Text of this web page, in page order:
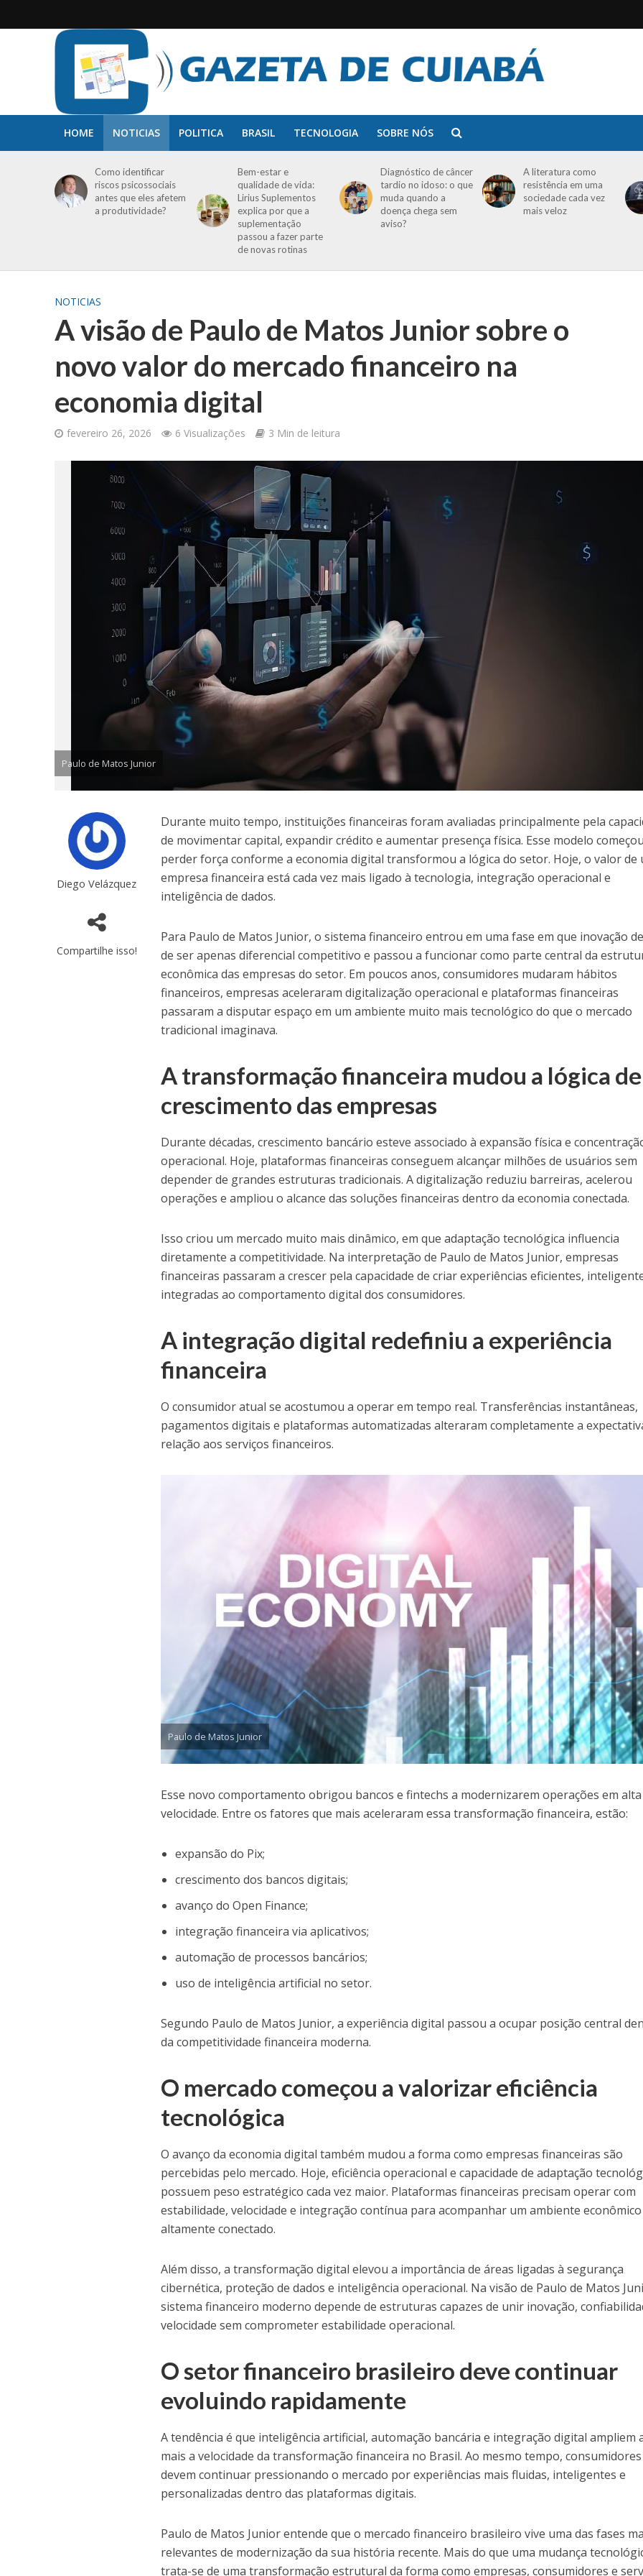
HOME NOTICIAS POLITICA BRASIL TECNOLOGIA SOBRE NÓS
Como identificar
riscos psicossociais
antes que eles afetem
a produtividade?
Bem-estar e
qualidade de vida:
Lirius Suplementos
explica por que a
suplementação
passou a fazer parte
de novas rotinas
Diagnóstico de câncer
tardio no idoso: o que
muda quando a
doença chega sem
aviso?
A literatura como
resistência em uma
sociedade cada vez
mais veloz
NOTICIAS
A visão de Paulo de Matos Junior sobre o
novo valor do mercado financeiro na
economia digital
fevereiro 26, 2026 6 Visualizações 3 Min de leitura
Paulo de Matos Junior
Diego Velázquez
Compartilhe isso!
Durante muito tempo, instituições financeiras foram avaliadas principalmente pela
de movimentar capital, expandir crédito e aumentar presença física. Esse modelo
perder força conforme a economia digital transformou a lógica do setor. Hoje, o valor de
empresa financeira está cada vez mais ligado à tecnologia, integração operacional e
inteligência de dados.
Para Paulo de Matos Junior, o sistema financeiro entrou em uma fase em que inovação
de ser apenas diferencial competitivo e passou a funcionar como parte central da
econômica das empresas do setor. Em poucos anos, consumidores mudaram hábitos
financeiros, empresas aceleraram digitalização operacional e plataformas financeiras
passaram a disputar espaço em um ambiente muito mais tecnológico do que o mercado
tradicional imaginava.
A transformação financeira mudou a lógica de
crescimento das empresas
Durante décadas, crescimento bancário esteve associado à expansão física e
operacional. Hoje, plataformas financeiras conseguem alcançar milhões de usuários sem
depender de grandes estruturas tradicionais. A digitalização reduziu barreiras, acelerou
operações e ampliou o alcance das soluções financeiras dentro da economia conectada.
Isso criou um mercado muito mais dinâmico, em que adaptação tecnológica influencia
diretamente a competitividade. Na interpretação de Paulo de Matos Junior, empresas
financeiras passaram a crescer pela capacidade de criar experiências eficientes,
integradas ao comportamento digital dos consumidores.
A integração digital redefiniu a experiência
financeira
O consumidor atual se acostumou a operar em tempo real. Transferências instantâneas,
pagamentos digitais e plataformas automatizadas alteraram completamente a
relação aos serviços financeiros.
Paulo de Matos Junior
Esse novo comportamento obrigou bancos e fintechs a modernizarem operações em alta
velocidade. Entre os fatores que mais aceleraram essa transformação financeira, estão:
expansão do Pix;
crescimento dos bancos digitais;
avanço do Open Finance;
integração financeira via aplicativos;
automação de processos bancários;
uso de inteligência artificial no setor.
Segundo Paulo de Matos Junior, a experiência digital passou a ocupar posição central
da competitividade financeira moderna.
O mercado começou a valorizar eficiência
tecnológica
O avanço da economia digital também mudou a forma como empresas financeiras são
percebidas pelo mercado. Hoje, eficiência operacional e capacidade de adaptação
possuem peso estratégico cada vez maior. Plataformas financeiras precisam operar com
estabilidade, velocidade e integração contínua para acompanhar um ambiente econômico
altamente conectado.
Além disso, a transformação digital elevou a importância de áreas ligadas à segurança
cibernética, proteção de dados e inteligência operacional. Na visão de Paulo de Matos
sistema financeiro moderno depende de estruturas capazes de unir inovação,
velocidade sem comprometer estabilidade operacional.
O setor financeiro brasileiro deve continuar
evoluindo rapidamente
A tendência é que inteligência artificial, automação bancária e integração digital ampliem
mais a velocidade da transformação financeira no Brasil. Ao mesmo tempo, consumidores
devem continuar pressionando o mercado por experiências mais fluidas, inteligentes e
personalizadas dentro das plataformas digitais.
Paulo de Matos Junior entende que o mercado financeiro brasileiro vive uma das fases
relevantes de modernização da sua história recente. Mais do que uma mudança
trata-se de uma transformação estrutural da forma como empresas, consumidores e